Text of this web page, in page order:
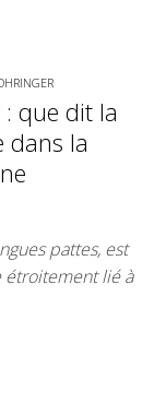
que dit la
dans la
pattes, est
étroitement lié à